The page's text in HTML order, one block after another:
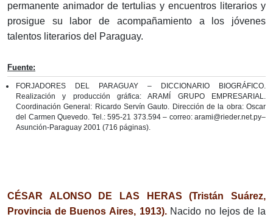
permanente animador de tertulias y encuentros literarios y
prosigue su labor de acompañamiento a los jóvenes
talentos literarios del Paraguay.
Fuente:
FORJADORES DEL PARAGUAY – DICCIONARIO BIOGRÁFICO.
Realización y producción gráfica: ARAMÍ GRUPO EMPRESARIAL.
Coordinación General: Ricardo Servín Gauto. Dirección de la obra: Oscar
del Carmen Quevedo. Tel.: 595-21 373.594 – correo: arami@rieder.net.py–
Asunción-Paraguay 2001 (716 páginas).
CÉSAR ALONSO DE LAS HERAS (Tristán Suárez,
Provincia de Buenos Aires, 1913). Nacido no lejos de la